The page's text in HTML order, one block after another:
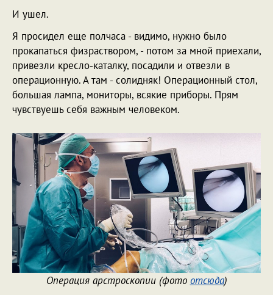
И ушел.
Я просидел еще полчаса - видимо, нужно было
прокапаться физраствором, - потом за мной приехали,
привезли кресло-каталку, посадили и отвезли в
операционную. А там - солидняк! Операционный стол,
большая лампа, мониторы, всякие приборы. Прям
чувствуешь себя важным человеком.
Операция арстроскопии(фото отсюда)